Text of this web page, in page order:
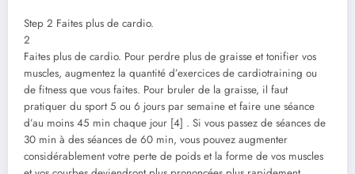
Step 2 Faites plus de cardio.
2
Faites plus de cardio. Pour perdre plus de graisse et tonifier vos
muscles, augmentez la quantité d’exercices de cardiotraining ou
de fitness que vous faites. Pour bruler de la graisse, il faut
pratiquer du sport 5 ou 6 jours par semaine et faire une séance
d’au moins 45 min chaque jour [4] . Si vous passez de séances de
30 min à des séances de 60 min, vous pouvez augmenter
considérablement votre perte de poids et la forme de vos muscles